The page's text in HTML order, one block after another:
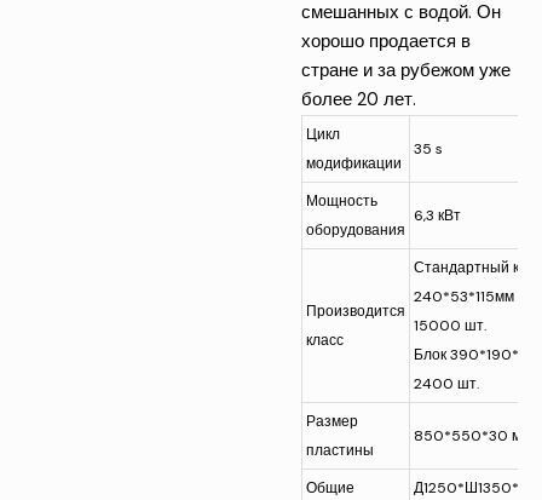
смешанных с водой. Он
хорошо продается в
стране и за рубежом уже
более 20 лет.
Цикл
модификации
35 s
Мощность
оборудования
6,3 кВт
Производится
класс
Стандартный
240*53*115мм
15000 шт.
Блок
2400 шт.
Размер
пластины
850*550*30 мм
Общие